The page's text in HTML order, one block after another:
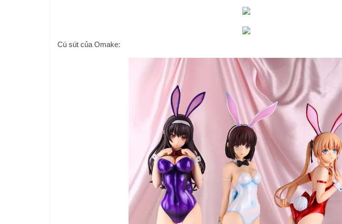
Cú sút của Omake: